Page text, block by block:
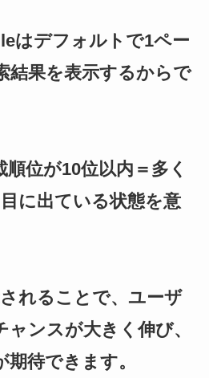
はデフォルトで1ペー
結果を表示するからで
位が10位以内＝多く
に出ている状態を意
れることで、ユーザ
ンスが大きく伸び、
待できます。